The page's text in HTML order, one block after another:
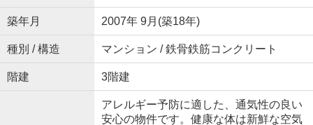
築年月 2007年 9月(築18年)
種別 / 構造 マンション / 鉄骨鉄筋コンクリート
階建 3階建
アレルギー予防に適した、通気性の良い
安心の物件です。健康な体は新鮮な空気